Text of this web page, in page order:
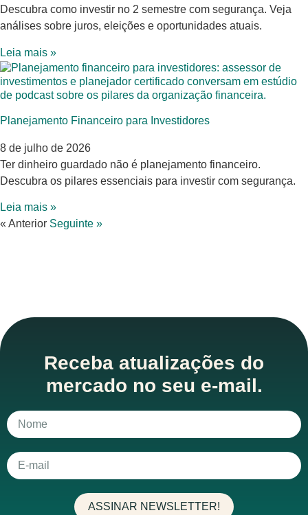
Descubra como investir no 2 semestre com segurança. Veja
análises sobre juros, eleições e oportunidades atuais.
Leia mais »
Planejamento Financeiro para Investidores
8 de julho de 2026
Ter dinheiro guardado não é planejamento financeiro.
Descubra os pilares essenciais para investir com segurança.
Leia mais »
« Anterior Seguinte »
Receba atualizações do
mercado no seu e-mail.
ASSINAR NEWSLETTER!